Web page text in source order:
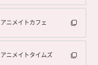
アニメイトカフェ
アニメイトタイムズ